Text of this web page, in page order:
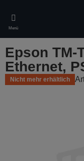
main
content
Menü
Epson TM-
Ethernet,
Nicht mehr erhältlich